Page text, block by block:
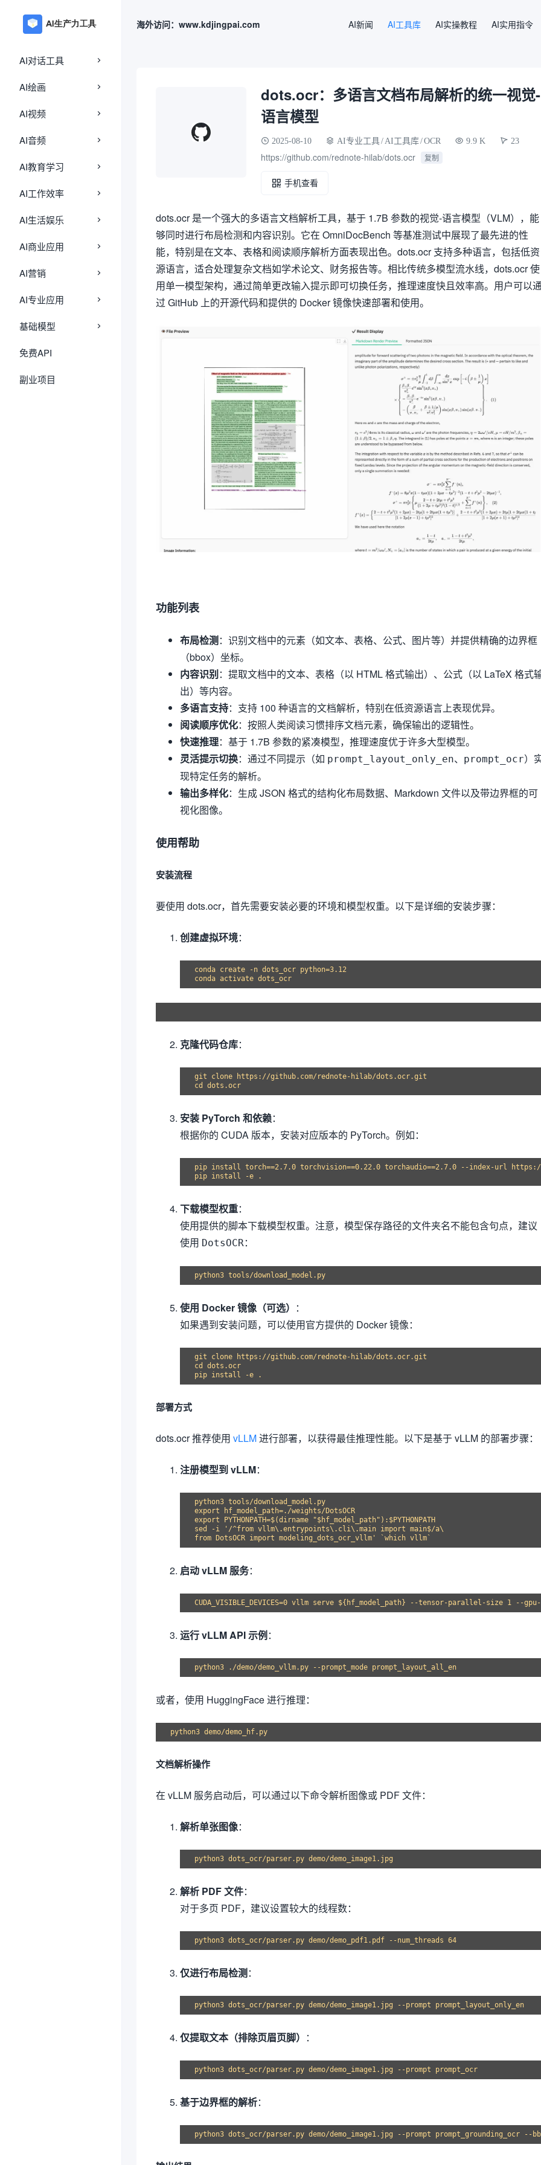
AI对话工具
AI绘画
AI视频
AI音频
AI教育学习
AI工作效率
AI生活娱乐
AI商业应用
AI营销
AI专业应用
基础模型
免费API
副业项目
海外访问：www.kdjingpai.com AI新闻 AI工具库 AI实操教程 AI实用指令
dots.ocr：多语言文档布局解析的统一视觉-
语言模型
2025-08-10 AI专业工具/ AI工具库/OCR 9.9 K 23
https://github.com/rednote-hilab/dots.ocr 复制
手机查看
dots.ocr 是一个强大的多语言文档解析工具，基于 1.7B 参数的视觉-语言模型（VLM），能
够同时进行布局检测和内容识别。它在 OmniDocBench 等基准测试中展现了最先进的性
能，特别是在文本、表格和阅读顺序解析方面表现出色。dots.ocr 支持多种语言，包括低资
源语言，适合处理复杂文档如学术论文、财务报告等。相比传统多模型流水线，dots.ocr 使
用单一模型架构，通过简单更改输入提示即可切换任务，推理速度快且效率高。用户可以
过 GitHub 上的开源代码和提供的 Docker 镜像快速部署和使用。
功能列表
布局检测：识别文档中的元素（如文本、表格、公式、图片等）并提供精确的边界框
（bbox）坐标。
内容识别：提取文档中的文本、表格（以 HTML 格式输出）、公式（以 LaTeX 格式
出）等内容。
多语言支持：支持 100 种语言的文档解析，特别在低资源语言上表现优异。
阅读顺序优化：按照人类阅读习惯排序文档元素，确保输出的逻辑性。
快速推理：基于 1.7B 参数的紧凑模型，推理速度优于许多大型模型。
灵活提示切换：通过不同提示（如 prompt_layout_only_en、 prompt_ocr）
现特定任务的解析。
输出多样化：生成 JSON 格式的结构化布局数据、Markdown 文件以及带边界框的可
视化图像。
使用帮助
安装流程
要使用 dots.ocr，首先需要安装必要的环境和模型权重。以下是详细的安装步骤：
创建虚拟环境：
conda create -n dots_ocr python=3.12
克隆代码仓库：
git clone https://github.com/rednote-hilab/dots.ocr.git
安装 PyTorch 和依赖：
根据你的 CUDA 版本，安装对应版本的 PyTorch。例如：
pip install torch==2.7.0 torchvision==0.22.0 torchaudio==2.7.0 --index-url https://
下载模型权重：
使用提供的脚本下载模型权重。注意，模型保存路径的文件夹名不能包含句点，建议
使用 DotsOCR ：
使用 Docker 镜像（可选） ：
如果遇到安装问题，可以使用官方提供的 Docker 镜像：
git clone https://github.com/rednote-hilab/dots.ocr.git
cd dots.ocr
部署方式
dots.ocr 推荐使用 vLLM进行部署，以获得最佳推理性能。以下是基于 vLLM 的部署步骤：
注册模型到 vLLM：
python3 tools/download_model.py
export hf_model_path=./weights/DotsOCR
export PYTHONPATH=$(dirname "$hf_model_path"):$PYTHONPATH
sed -i '/^from vllm\.entrypoints\.cli\.main import main$/a\
启动 vLLM 服务：
运行 vLLM API 示例：
或者，使用 HuggingFace 进行推理：
文档解析操作
在 vLLM 服务启动后，可以通过以下命令解析图像或 PDF 文件：
解析单张图像：
解析 PDF 文件：
对于多页 PDF，建议设置较大的线程数：
仅进行布局检测：
仅提取文本（排除页眉页脚） ：
基于边界框的解析：